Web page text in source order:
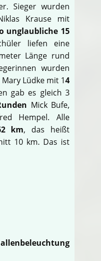
Sieger wurden
Krause mit
unglaubliche 15
liefen eine
Länge rund
wurden
Lüdke mit 14
gab es gleich 3
Mick Bufe,
Hempel. Alle
km, das heißt
10 km. Das ist